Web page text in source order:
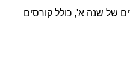
הקורסים של שנה א', כולל קורסים